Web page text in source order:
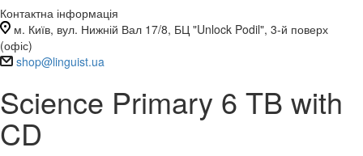
Контактна інформація
м. Київ, вул. Нижній Вал 17/8, БЦ "Unlock Podil", 3-й поверх
(офіс)
shop@linguist.ua
Science Primary 6 TB with
CD